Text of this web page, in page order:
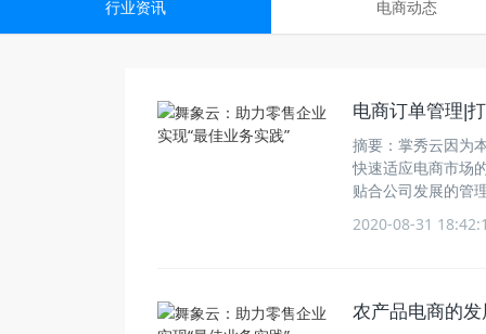
行业资讯 电商动态
电商订单管理|
摘要：掌秀云因为
快速适应电商市场
贴合公司发展的管
2020-08-31
农产品电商的